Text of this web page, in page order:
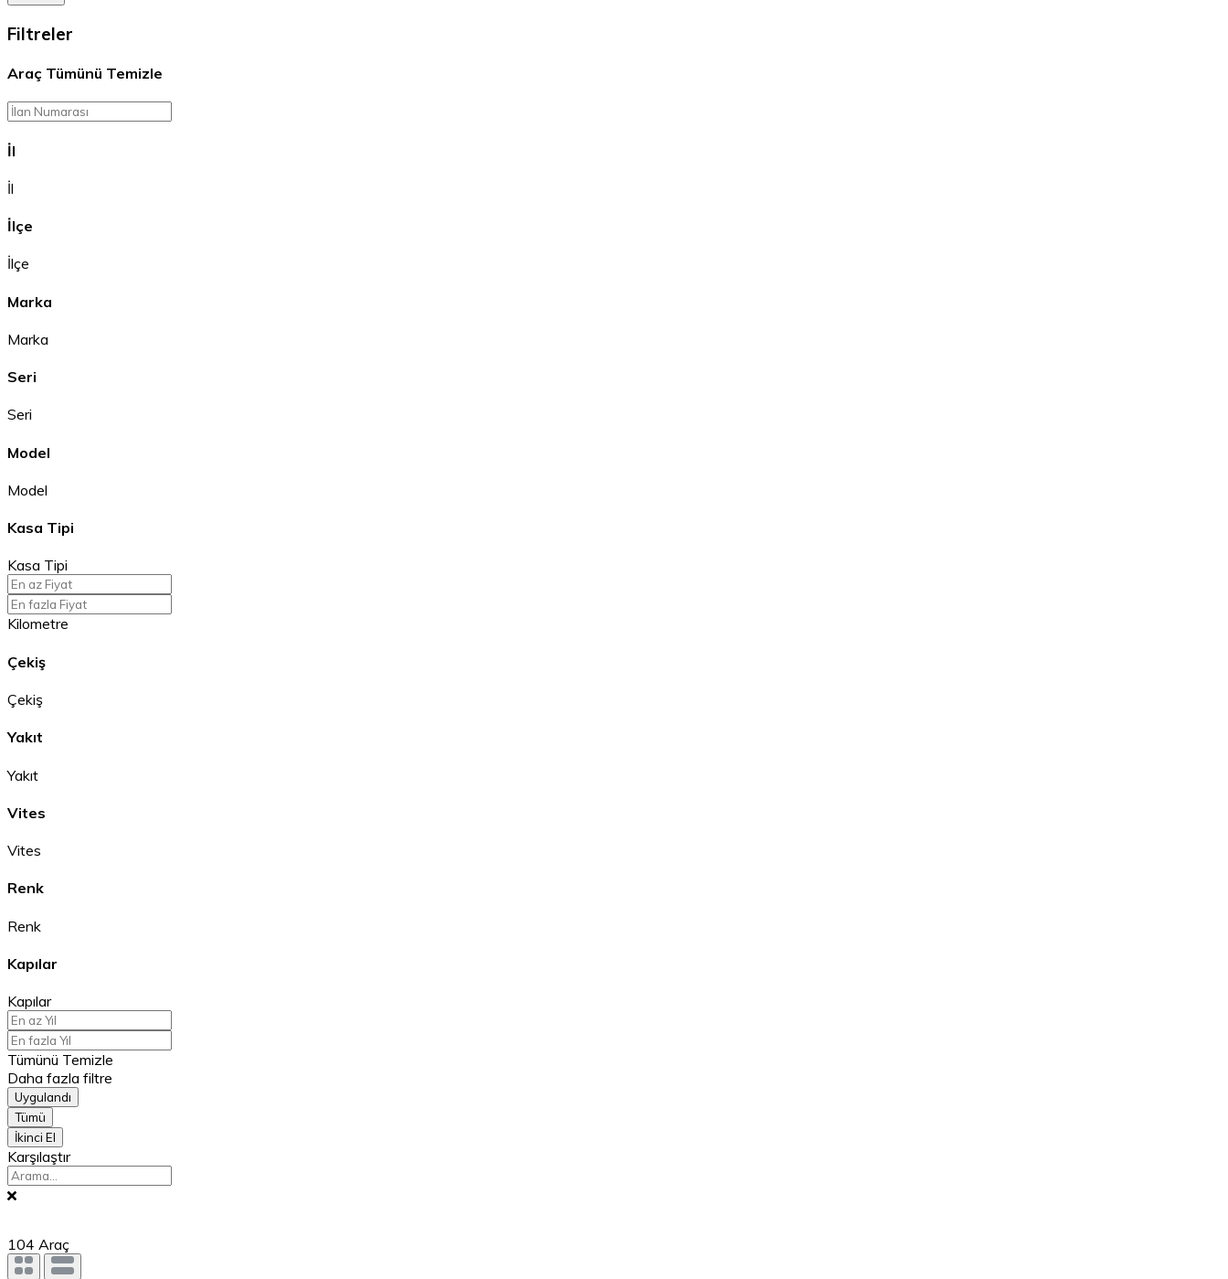
Filtreler
Araç Tümünü Temizle
İl
İl
İlçe
İlçe
Marka
Marka
Seri
Seri
Model
Model
Kasa Tipi
Kasa Tipi
Kilometre
Çekiş
Çekiş
Yakıt
Yakıt
Vites
Vites
Renk
Renk
Kapılar
Kapılar
Tümünü Temizle
Daha fazla filtre
Uygulandı
Tümü
İkinci El
Karşılaştır
104 Araç